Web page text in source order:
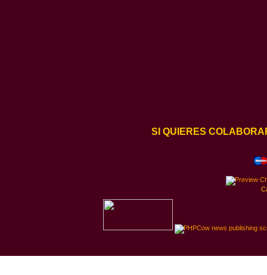
SI QUIERES